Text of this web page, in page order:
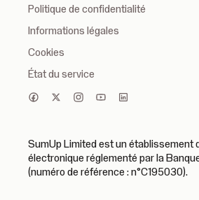
Politique de confidentialité
Informations légales
Cookies
État du service
SumUp Limited est un établissement
électronique réglementé par la
(numéro de référence : n°C195030).